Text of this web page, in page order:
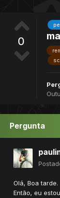
0
Pergunta
Olá, Boa tarde.
Então, eu